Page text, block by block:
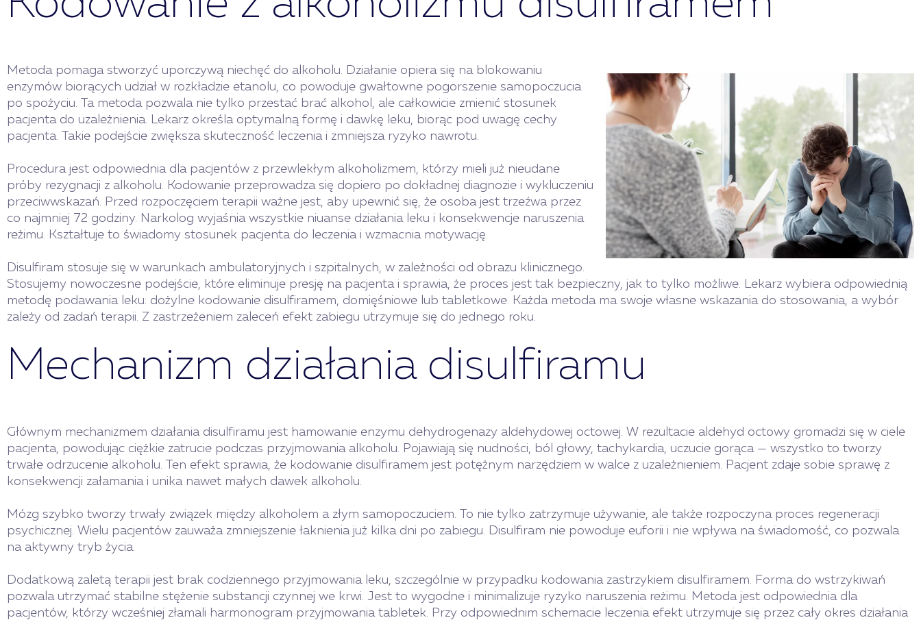
Metoda pomaga stworzyć uporczywą niechęć do alkoholu. Działanie opiera się na blokowaniu
enzymów biorących udział w rozkładzie etanolu, co powoduje gwałtowne pogorszenie samopoczucia
po spożyciu. Ta metoda pozwala nie tylko przestać brać alkohol, ale całkowicie zmienić stosunek
pacjenta do uzależnienia. Lekarz określa optymalną formę i dawkę leku, biorąc pod uwagę cechy
pacjenta. Takie podejście zwiększa skuteczność leczenia i zmniejsza ryzyko nawrotu.
Procedura jest odpowiednia dla pacjentów z przewlekłym alkoholizmem, którzy mieli już nieudane
próby rezygnacji z alkoholu. Kodowanie przeprowadza się dopiero po dokładnej diagnozie i wykluczeniu
przeciwwskazań. Przed rozpoczęciem terapii ważne jest, aby upewnić się, że osoba jest trzeźwa przez
co najmniej 72 godziny. Narkolog wyjaśnia wszystkie niuanse działania leku i konsekwencje naruszenia
reżimu. Kształtuje to świadomy stosunek pacjenta do leczenia i wzmacnia motywację.
Disulfiram stosuje się w warunkach ambulatoryjnych i szpitalnych, w zależności od obrazu klinicznego.
Stosujemy nowoczesne podejście, które eliminuje presję na pacjenta i sprawia, że proces jest tak bezpieczny, jak to tylko możliwe. Lekarz wybiera odpowiednią
metodę podawania leku: dożylne kodowanie disulfiramem, domięśniowe lub tabletkowe. Każda metoda ma swoje własne wskazania do stosowania, a wybór
zależy od zadań terapii. Z zastrzeżeniem zaleceń efekt zabiegu utrzymuje się do jednego roku.
Mechanizm działania disulfiramu
Głównym mechanizmem działania disulfiramu jest hamowanie enzymu dehydrogenazy aldehydowej octowej. W rezultacie aldehyd octowy gromadzi się w ciele
pacjenta, powodując ciężkie zatrucie podczas przyjmowania alkoholu. Pojawiają się nudności, ból głowy, tachykardia, uczucie gorąca — wszystko to tworzy
trwałe odrzucenie alkoholu. Ten efekt sprawia, że kodowanie disulfiramem jest potężnym narzędziem w walce z uzależnieniem. Pacjent zdaje sobie sprawę z
konsekwencji załamania i unika nawet małych dawek alkoholu.
Mózg szybko tworzy trwały związek między alkoholem a złym samopoczuciem. To nie tylko zatrzymuje używanie, ale także rozpoczyna proces regeneracji
psychicznej. Wielu pacjentów zauważa zmniejszenie łaknienia już kilka dni po zabiegu. Disulfiram nie powoduje euforii i nie wpływa na świadomość, co pozwala
na aktywny tryb życia.
Dodatkową zaletą terapii jest brak codziennego przyjmowania leku, szczególnie w przypadku kodowania zastrzykiem disulfiramem. Forma do wstrzykiwań
pozwala utrzymać stabilne stężenie substancji czynnej we krwi. Jest to wygodne i minimalizuje ryzyko naruszenia reżimu. Metoda jest odpowiednia dla
pacjentów, którzy wcześniej złamali harmonogram przyjmowania tabletek. Przy odpowiednim schemacie leczenia efekt utrzymuje się przez cały okres działania